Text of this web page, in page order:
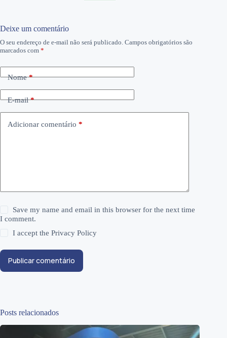
Deixe um comentário
O seu endereço de e-mail não será publicado. Campos obrigatórios são
marcados com *
Nome*
E-mail*
Adicionar comentário *
Save my name and email in this browser for the next time
I comment.
I accept thePrivacy Policy
Publicar comentário
Posts relacionados